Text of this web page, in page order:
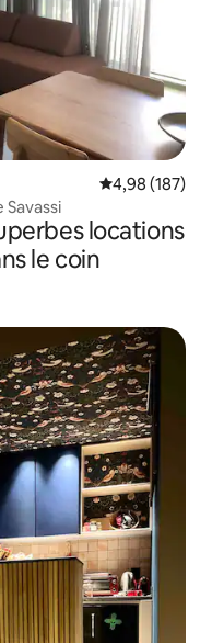
Note
4,98 (187)
locations
le coin